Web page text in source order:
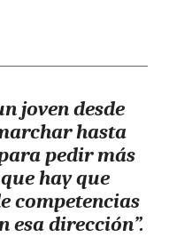
joven desde
hasta
pedir más
hay que
competencias
esa dirección”.